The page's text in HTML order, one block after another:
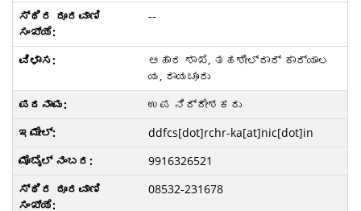
--
ಆಹಾರ ಶಾಖೆ, ತಹಶೀಲ್ದಾರ್ ಕಾರ್ಯಾಲ
ಯ, ರಾಯಚೂರು
ಉಪ ನಿರ್ದೇಶಕರು
ddfcs[dot]rchr-ka[at]nic[dot]in
9916326521
08532-231678